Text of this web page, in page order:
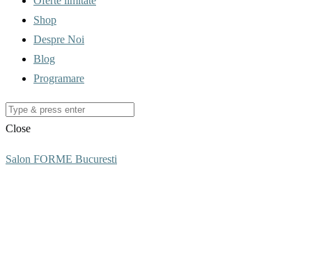
Shop
Despre Noi
Blog
Programare
Close
Salon FORME Bucuresti